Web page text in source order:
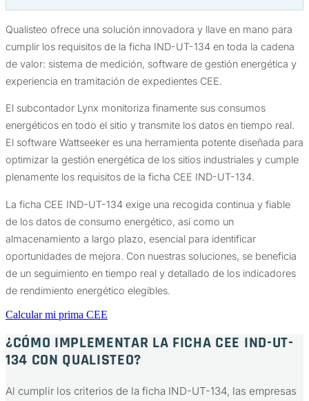
Qualisteo ofrece una solución innovadora y llave en mano para
cumplir los requisitos de la ficha IND-UT-134 en toda la cadena
de valor: sistema de medición, software de gestión energética y
experiencia en tramitación de expedientes CEE.
El subcontador Lynx monitoriza finamente sus consumos
energéticos en todo el sitio y transmite los datos en tiempo real.
El software Wattseeker es una herramienta potente diseñada para
optimizar la gestión energética de los sitios industriales y cumple
plenamente los requisitos de la ficha CEE IND-UT-134.
La ficha CEE IND-UT-134 exige una recogida continua y fiable
de los datos de consumo energético, así como un
almacenamiento a largo plazo, esencial para identificar
oportunidades de mejora. Con nuestras soluciones, se beneficia
de un seguimiento en tiempo real y detallado de los indicadores
de rendimiento energético elegibles.
Calcular mi prima CEE
¿CÓMO IMPLEMENTAR LA FICHA CEE IND-UT-
134 CON QUALISTEO?
Al cumplir los criterios de la ficha IND-UT-134, las empresas